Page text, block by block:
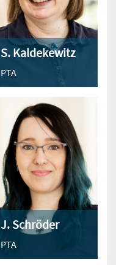
S. Kaldekewitz
PTA
J. Schröder
PTA